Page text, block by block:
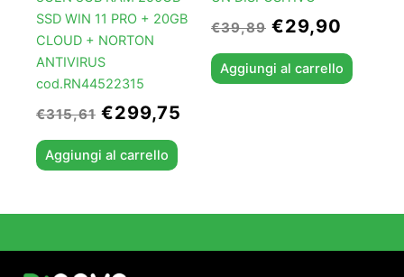
SSD WIN 11 PRO + 20GB
CLOUD + NORTON
ANTIVIRUS
cod.RN44522315
€315,61 €299,75
Aggiungi al carrello
€39,89 €29,90
Aggiungi al carrello